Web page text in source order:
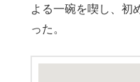
よる一碗を喫し、初
った。